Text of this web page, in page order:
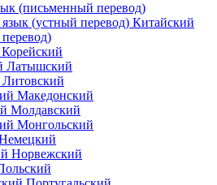
(письменный перевод)
Китайский
Корейский
Латышский
Литовский
Македонский
Молдавский
Монгольский
Норвежский